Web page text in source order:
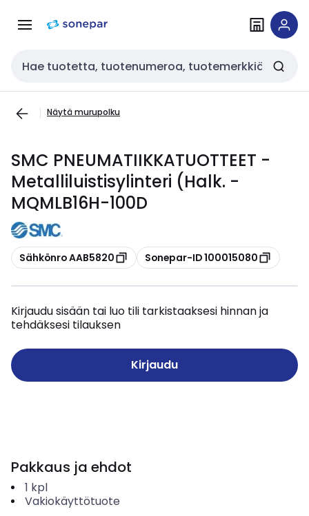
navigointiinsisältöön
Haku
Näytä murupolku
SMC PNEUMATIIKKATUOTTEET -
Metalliluistisylinteri (Halk. -
MQMLB16H-100D
Kopioi
Sähkönro AAB5820 Kopioi
Sonepar-ID 100015080
Kirjaudu sisään tai luo tili tarkistaaksesi hinnan ja
tehdäksesi tilauksen
Kirjaudu
Pakkaus ja ehdot
1 kpl
Vakiokäyttötuote